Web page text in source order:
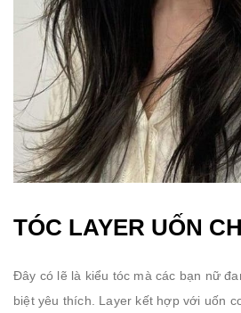
TÓC LAYER UỐN
Đây có lẽ là kiểu tóc mà các bạn nữ
biệt yêu thích. Layer kết hợp với uốn